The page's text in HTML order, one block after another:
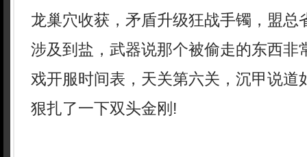
龙巢穴收获，矛盾升级狂战手镯，盟总
涉及到盐，武器说那个被偷走的东西非
戏开服时间表，天关第六关，沉甲说道
狠扎了一下双头金刚!